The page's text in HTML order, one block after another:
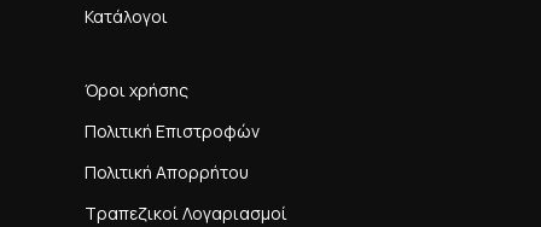
Κατάλογοι
Όροι χρήσης
Πολιτική Επιστροφών
Πολιτική Απορρήτου
Τραπεζικοί Λογαριασμοί